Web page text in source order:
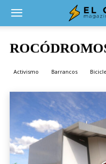
Inicio Rocódromos
Activismo Barrancos